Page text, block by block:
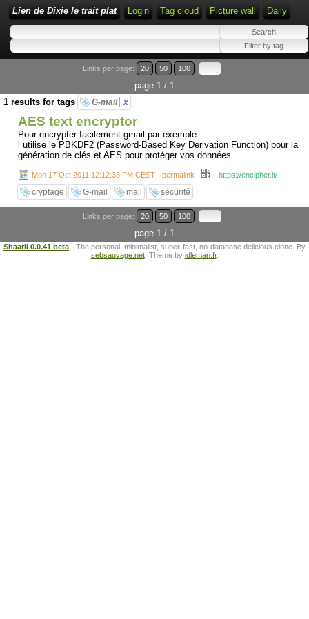
Lien de Dixie le trait plat Login Tag cloud Picture wall Daily
Links per page: 20 50 100
page 1 / 1
1 results for tags
G-mail x
AES text encryptor
Pour encrypter facilement gmail par exemple.
l utilise le PBKDF2 (Password-Based Key Derivation Function) pour la
génération de clés et AES pour protéger vos données.
Mon 17 Oct 2011 12:12:33 PM CEST - permalink - - https://encipher.it/
cryptage G-mail mail sécurité
Links per page: 20 50 100
page 1 / 1
Shaarli 0.0.41 beta - The personal, minimalist, super-fast, no-database delicious clone. By
sebsauvage.net. Theme by idleman.fr.